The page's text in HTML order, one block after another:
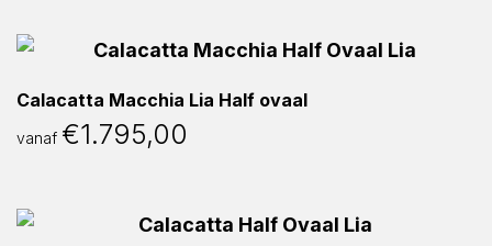
Calacatta Macchia Lia Half ovaal
vanaf €1.795,00